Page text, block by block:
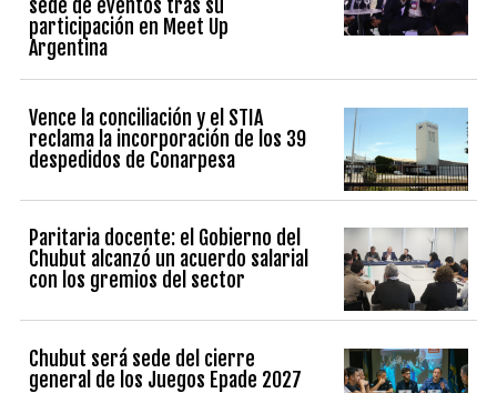
sede de eventos tras su
participación en Meet Up
Argentina
Vence la conciliación y el STIA
reclama la incorporación de los 39
despedidos de Conarpesa
Paritaria docente: el Gobierno del
Chubut alcanzó un acuerdo salarial
con los gremios del sector
Chubut será sede del cierre
general de los Juegos Epade 2027